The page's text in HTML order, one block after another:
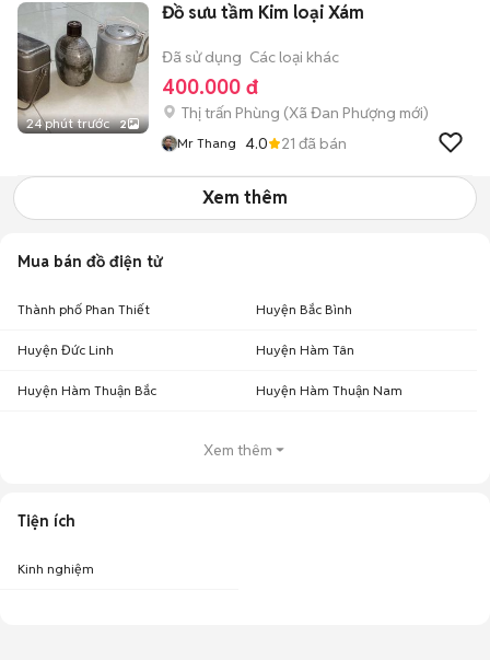
24 phút trước 2
Đồ sưu tầm Kim loại Xám
Đã sử dụng Các loại khác
400.000 đ
Thị trấn Phùng (Xã Đan Phượng mới)
Mr Thang 4.0 21 đã bán
Xem thêm
Mua bán đồ điện tử
Thành phố Phan Thiết Huyện Bắc Bình
Huyện Đức Linh Huyện Hàm Tân
Huyện Hàm Thuận Bắc Huyện Hàm Thuận Nam
Xem thêm
Tiện ích
Kinh nghiệm